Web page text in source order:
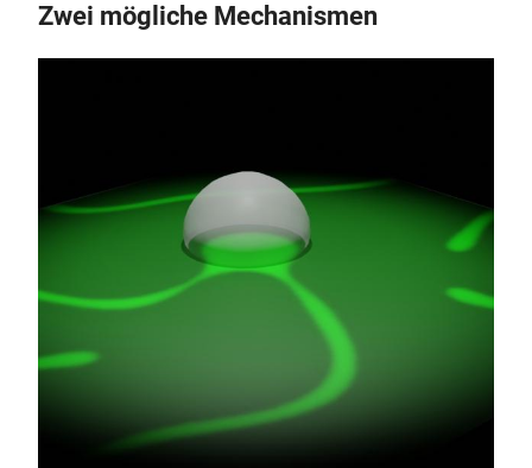
Zwei mögliche Mechanismen